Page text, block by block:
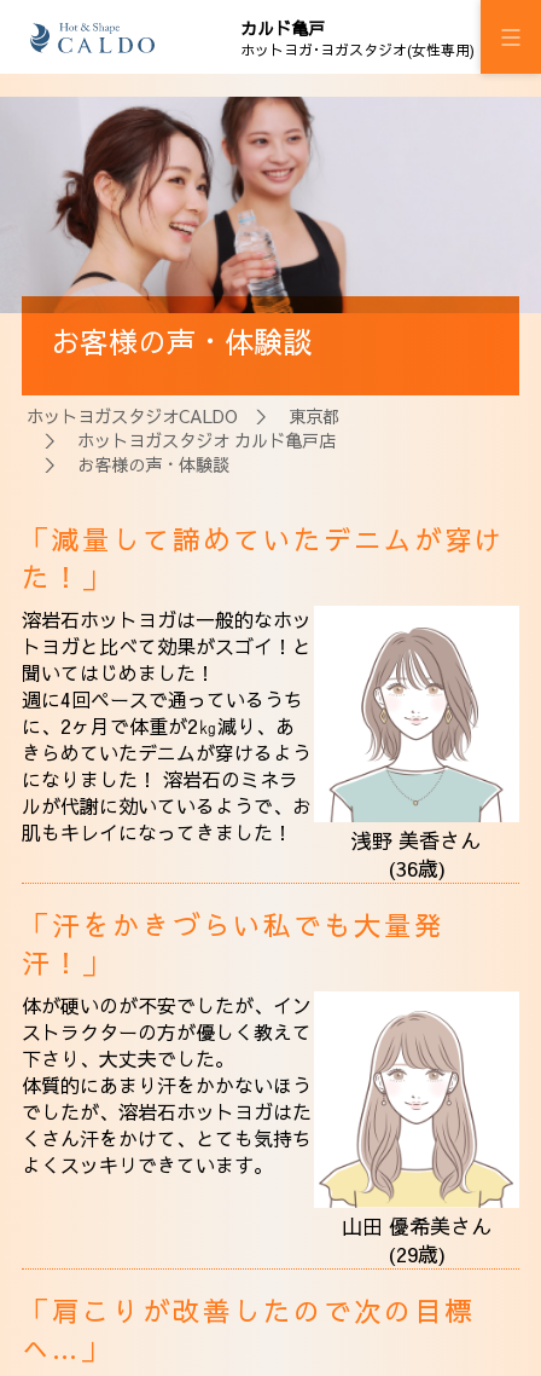
カルド亀戸
ホットヨガ･ヨガスタジオ(女性専用)
施設案内
プログラム
スケジュール
料金
ウェルチケ
法人会員
アクセス
お客様の声・体験談
ホットヨガスタジオCALDO ＞ 東京都
＞ ホットヨガスタジオ カルド亀戸店
＞ お客様の声・体験談
「減量して諦めていたデニムが穿け
た！」
浅野 美香さん
(36歳)
溶岩石ホットヨガは一般的なホッ
トヨガと比べて効果がスゴイ！と
聞いてはじめました！
週に4回ペースで通っているうち
に、2ヶ月で体重が2㎏減り、あ
きらめていたデニムが穿けるよう
になりました！ 溶岩石のミネラ
ルが代謝に効いているようで、お
肌もキレイになってきました！
「汗をかきづらい私でも大量発
汗！」
山田 優希美さん
(29歳)
体が硬いのが不安でしたが、イン
ストラクターの方が優しく教えて
下さり、大丈夫でした。
体質的にあまり汗をかかないほう
でしたが、溶岩石ホットヨガはた
くさん汗をかけて、とても気持ち
よくスッキリできています。
「肩こりが改善したので次の目標
へ…」